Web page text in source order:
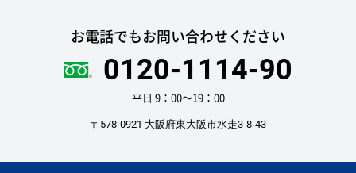
お電話でもお問い合わせください
0120-1114-90
平日 9：00〜19：00
〒578-0921 大阪府東大阪市水走3-8-43